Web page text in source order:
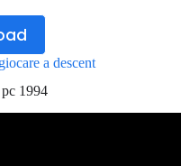
a descent
1994